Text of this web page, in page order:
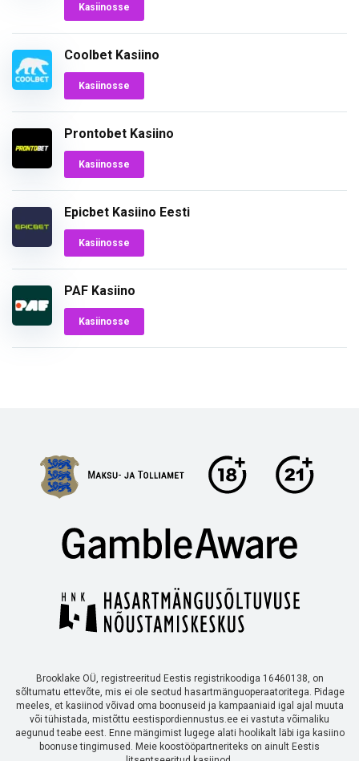
Kasiinosse
Coolbet Kasiino
Kasiinosse
Prontobet Kasiino
Kasiinosse
Epicbet Kasiino Eesti
Kasiinosse
PAF Kasiino
Kasiinosse
Brooklake OÜ, registreeritud Eestis registrikoodiga 16460138, on
sõltumatu ettevõte, mis ei ole seotud hasartmänguoperaatoritega. Pidage
meeles, et kasiinod võivad oma boonuseid ja kampaaniaid igal ajal muuta
või tühistada, mistõttu eestispordiennustus.ee ei vastuta võimaliku
aegunud teabe eest. Enne mängimist lugege alati hoolikalt läbi iga kasiino
boonuse tingimused. Meie koostööpartneriteks on ainult Eestis